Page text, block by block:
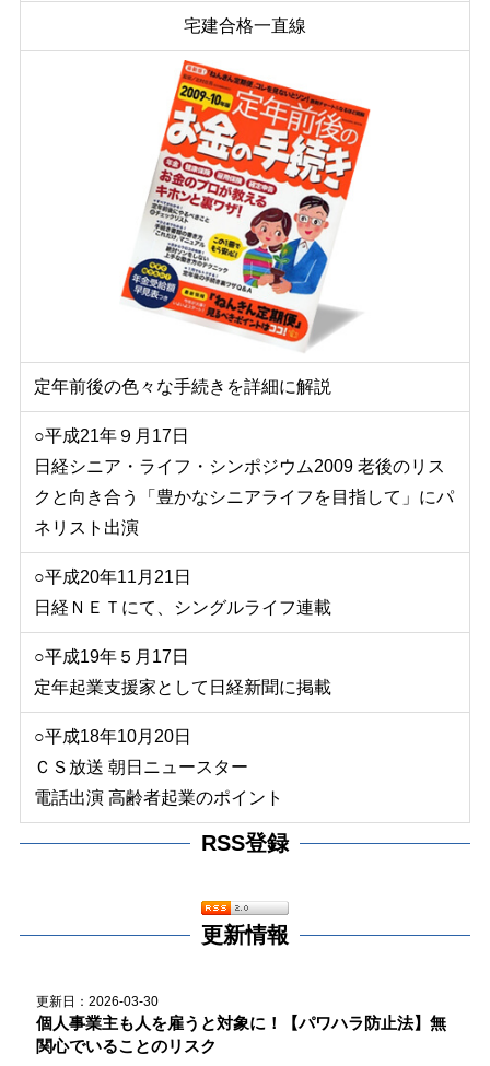
宅建合格一直線
定年前後の色々な手続きを詳細に解説
○平成21年９月17日
日経シニア・ライフ・シンポジウム2009 老後のリス
クと向き合う「豊かなシニアライフを目指して」にパ
ネリスト出演
○平成20年11月21日
日経ＮＥＴにて、シングルライフ連載
○平成19年５月17日
定年起業支援家として日経新聞に掲載
○平成18年10月20日
ＣＳ放送 朝日ニュースター
電話出演 高齢者起業のポイント
RSS登録
更新情報
更新日：2026-03-30
個人事業主も人を雇うと対象に！【パワハラ防止法】無
関心でいることのリスク